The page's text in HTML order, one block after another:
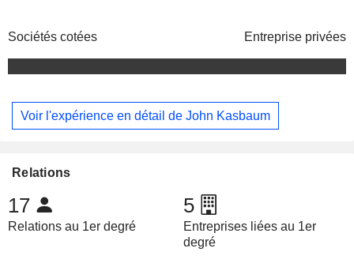
Sociétés cotées Entreprise privées
Voir l'expérience en détail de John Kasbaum
Relations
17
Relations au 1er degré
5
Entreprises liées au 1er
degré